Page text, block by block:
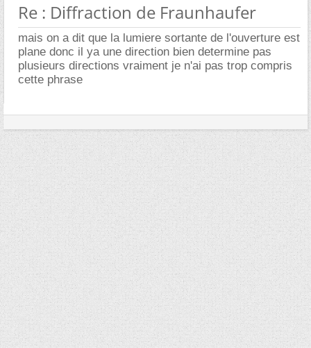
Re : Diffraction de Fraunhaufer
mais on a dit que la lumiere sortante de l'ouverture est
plane donc il ya une direction bien determine pas
plusieurs directions vraiment je n'ai pas trop compris
cette phrase